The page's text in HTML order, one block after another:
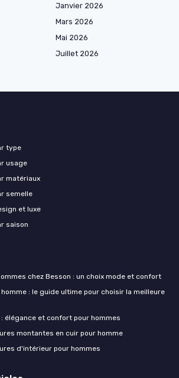
Janvier 2026
Mars 2026
Mai 2026
Juillet 2026
type
usage
matériaux
semelle
et luxe
saison
chez Besson : un choix mode et confort
: le guide ultime pour choisir la meilleure
élégance et confort pour hommes
montantes en cuir pour homme
d'intérieur pour hommes